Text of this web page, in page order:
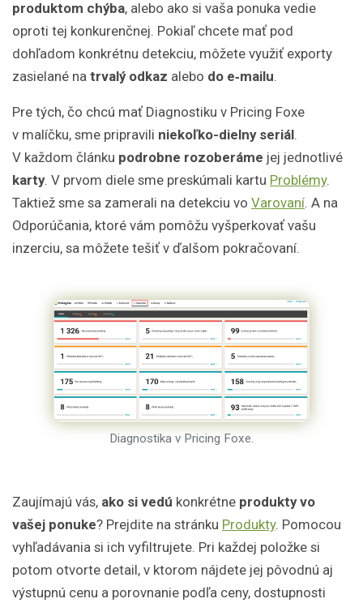
produktom chýba, alebo ako si vaša ponuka vedie
oproti tej konkurenčnej. Pokiaľ chcete mať pod
dohľadom konkrétnu detekciu, môžete využiť exporty
zasielané na trvalý odkaz alebo do e‑mailu
Pre tých, čo chcú mať Diagnostiku v Pricing Foxe
v malíčku, sme pripravili niekoľko-dielny seriál
V každom článku podrobne rozoberáme jej jednotlivé
karty. V prvom diele sme preskúmali kartu Problémy.
Taktiež sme sa zamerali na detekciu vo Varovaní . A na
Odporúčania, ktoré vám pomôžu vyšperkovať vašu
inzerciu, sa môžete tešiť v ďalšom pokračovaní.
Diagnostika v Pricing Foxe.
Zaujímajú vás, ako si vedú konkrétne produkty vo
vašej ponuke? Prejdite na stránku Produkty. Pomocou
vyhľadávania si ich vyfiltrujete. Pri každej položke si
potom otvorte detail, v ktorom nájdete jej pôvodnú aj
výstupnú cenu a porovnanie podľa ceny, dostupnosti